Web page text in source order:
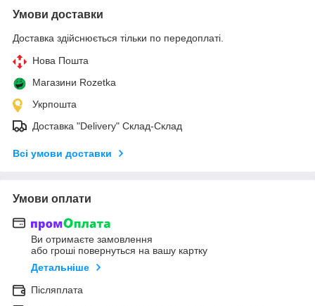
Умови доставки
Доставка здійснюється тільки по передоплаті.
Нова Пошта
Магазини Rozetka
Укрпошта
Доставка "Delivery" Склад-Склад
Всі умови доставки
Умови оплати
Ви отримаєте замовлення
або гроші повернуться на вашу картку
Детальніше
Післяплата